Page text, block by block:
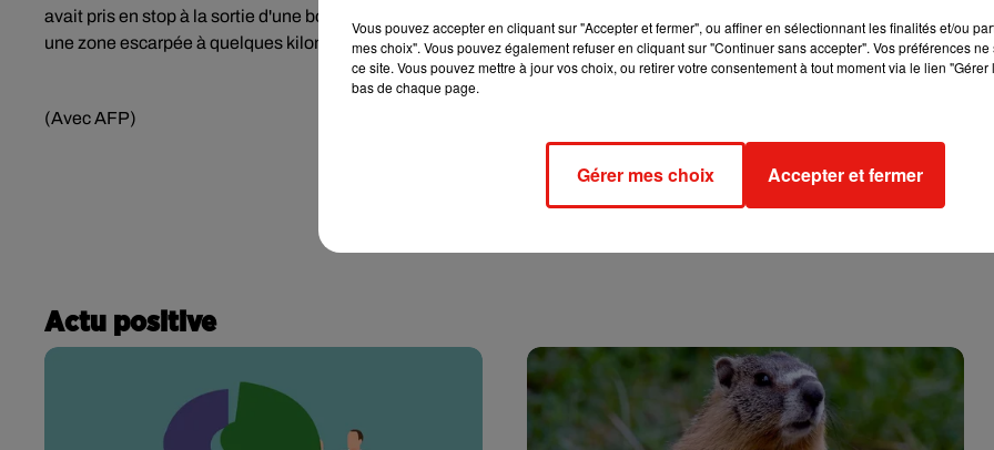
avait pris en stop à la sortie d'une boite de nuit de Chambéry, avant une chute mortelle pour le jeune homme de 23 ans dans
une zone escarpée à quelques kilomètres de la ville.Aucune date de procès n'est fixéepour le moment.
(Avec AFP)
Actu positive
Vous pouvez accepter en cliquant sur "Accepter et fermer", ou affiner en sélectionnant les finalités et/ou
mes choix". Vous pouvez également refuser en cliquant sur "Continuer sans accepter". Vos préférences
ce site. Vous pouvez mettre à jour vos choix, ou retirer votre consentement à tout moment via le lien
bas de chaque page.
Gérer mes choix Accepter et fermer